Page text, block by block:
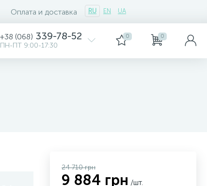
Оплата и доставка RU EN UA
+38 (068) 339-78-52
ПН-ПТ 9:00-17:30
0 0
24 710 грн
9 884 грн /шт.